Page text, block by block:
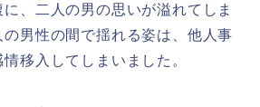
、二人の男の思いが溢れてしま
の男性の間で揺れる姿は、他人事
移入してしまいました。